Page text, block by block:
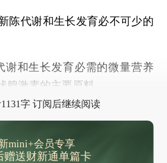
代谢和生长发育必不可少的
和生长发育必需的微量营养
腺激素的主要原料。
字 订阅后继续阅读
mini+会员专享
赠送财新通单篇卡